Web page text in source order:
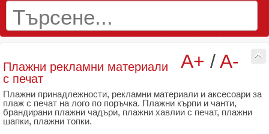
A+ /A-
Плажни рекламни материали
с печат
Плажни принадлежности, рекламни материали и аксесоари за
плаж с печат на лого по поръчка. Плажни кърпи и чанти,
брандирани плажни чадъри, плажни хавлии с печат, плажни
шапки, плажни топки.